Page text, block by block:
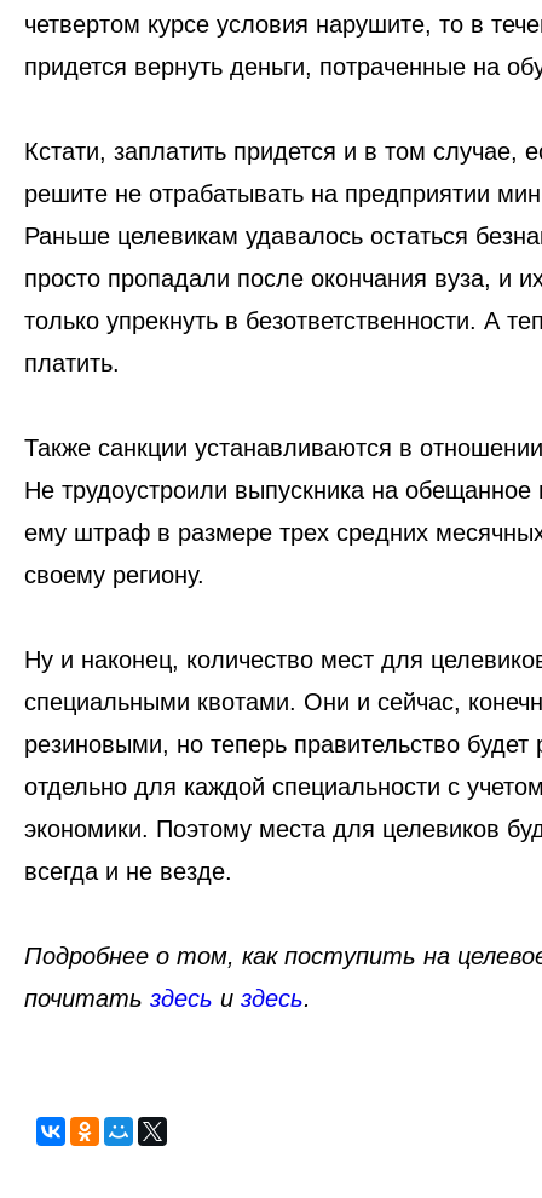
четвертом курсе условия нарушите, то в
придется вернуть деньги, потраченные на
Кстати, заплатить придется и в том случае,
решите не отрабатывать на предприятии
Раньше целевикам удавалось остаться
просто пропадали после окончания вуза, и
только упрекнуть в безответственности. А
платить.
Также санкции устанавливаются в
Не трудоустроили выпускника на
ему штраф в размере трех средних
своему региону.
Ну и наконец, количество мест для
специальными квотами. Они и сейчас,
резиновыми, но теперь правительство будет
отдельно для каждой специальности с
экономики. Поэтому места для целевиков
всегда и не везде.
Подробнее о том, как поступить на
почитать здесь и здесь.